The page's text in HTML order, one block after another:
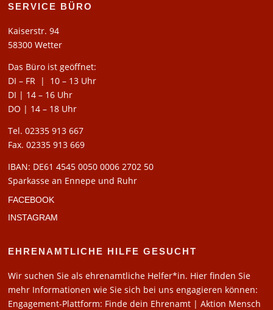
SERVICE BÜRO
Kaiserstr. 94
58300 Wetter
Das Büro ist geöffnet:
DI – FR | 10 – 13 Uhr
DI | 14 – 16 Uhr
DO | 14 – 18 Uhr
Tel. 02335 913 667
Fax. 02335 913 669
IBAN: DE61 4545 0050 0006 2702 50
Sparkasse an Ennepe und Ruhr
FACEBOOK
INSTAGRAM
EHRENAMTLICHE HILFE GESUCHT
Wir suchen Sie als ehrenamtliche Helfer*in. Hier finden Sie
mehr Informationen wie Sie sich bei uns engagieren können:
Engagement-Plattform: Finde dein Ehrenamt | Aktion Mensch